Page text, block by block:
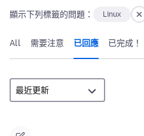
顯示下列標籤的問題： Linux
All 需要注意 已回應 已完成！